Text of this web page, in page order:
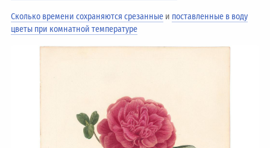
Сколько времени сохраняются срезанные и поставленные в воду
цветы при комнатной температуре